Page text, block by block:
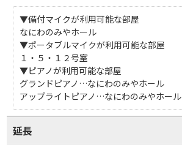
▼備付マイクが利用可能な部屋
なにわのみやホール
▼ポータブルマイクが利用可能な部屋
１・５・１２号室
▼ピアノが利用可能な部屋
グランドピアノ…なにわのみやホール
アップライトピアノ…なにわのみやホール
延長